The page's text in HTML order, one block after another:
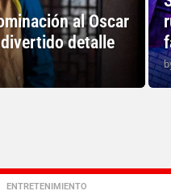
al Oscar
detalle
,ENTRETENIMIENTO